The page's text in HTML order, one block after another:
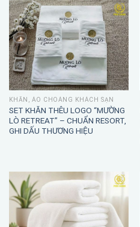
KHĂN, ÁO CHOÀNG KHÁCH SẠN
SET KHĂN THÊU LOGO “MƯỜNG
LÒ RETREAT” – CHUẨN RESORT,
GHI DẤU THƯƠNG HIỆU